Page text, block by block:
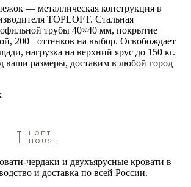
— металлическая конструкция в
TOPLOFT. Стальная
трубы 40×40 мм, покрытие
200+ оттенков на выбор. Освобождает
нагрузка на верхний ярус до 150 кг.
ваши размеры, доставим в любой город
чердаки и двухъярусные кровати в
и доставка по всей России.